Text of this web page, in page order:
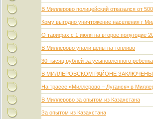
В Миллерово полицейский отказался от
Кому выгодно уничтожение населения г
О тарифах с 1 июля на второе полугодие
В Миллерово упали цены на топливо
30 тысяц рублей за усыновленного
В МИЛЛЕРОВСКОМ РАЙОНЕ
На трассе «Миллерово – Луганск» в
В Миллерово за опытом из Казахстана
За опытом из Казахстана